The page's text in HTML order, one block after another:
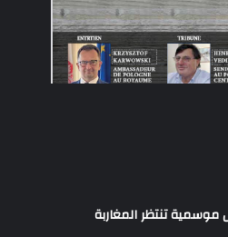
موسمية تنتظر المغاربة